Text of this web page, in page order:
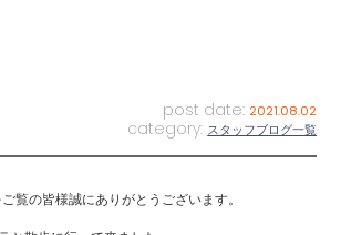
post date: 2021.08.02
category: スタッフブログ一覧
覧の皆様誠にありがとうございます。